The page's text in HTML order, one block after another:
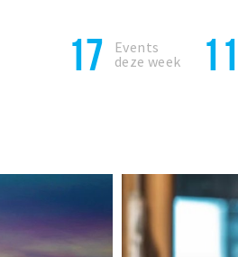
17
Events
deze week